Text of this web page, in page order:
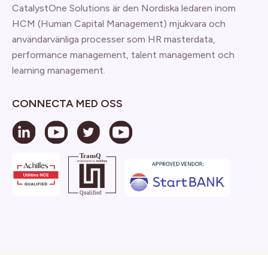
CatalystOne Solutions är den Nordiska ledaren inom
HCM (Human Capital Management) mjukvara och
användarvänliga processer som HR masterdata,
performance management, talent management och
learning management.
CONNECTA MED OSS